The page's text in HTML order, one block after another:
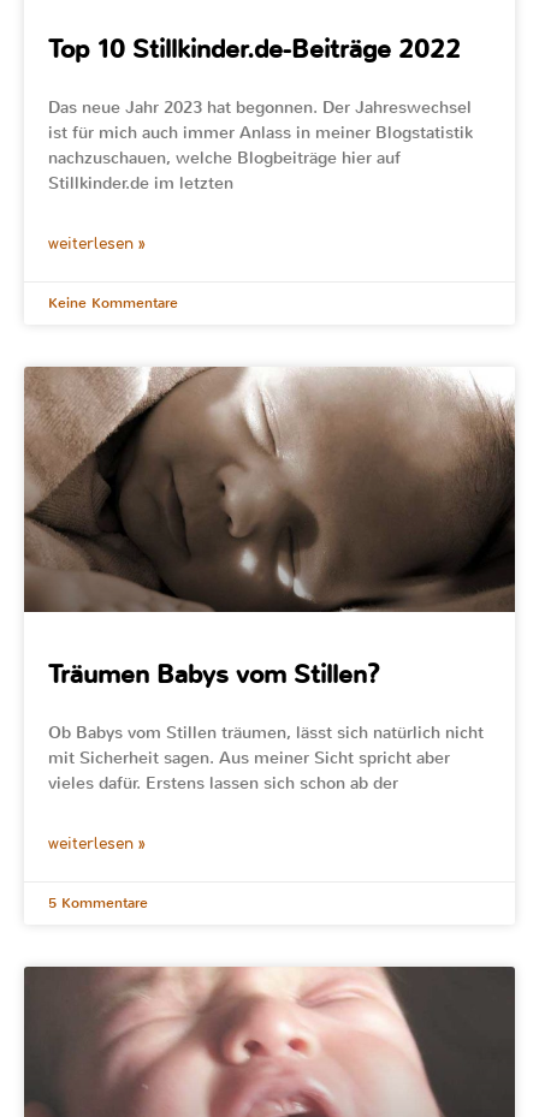
Top 10 Stillkinder.de-Beiträge 2022
Das neue Jahr 2023 hat begonnen. Der Jahreswechsel
ist für mich auch immer Anlass in meiner Blogstatistik
nachzuschauen, welche Blogbeiträge hier auf
Stillkinder.de im letzten
weiterlesen »
Keine Kommentare
Träumen Babys vom Stillen?
Ob Babys vom Stillen träumen, lässt sich natürlich nicht
mit Sicherheit sagen. Aus meiner Sicht spricht aber
vieles dafür. Erstens lassen sich schon ab der
weiterlesen »
5 Kommentare